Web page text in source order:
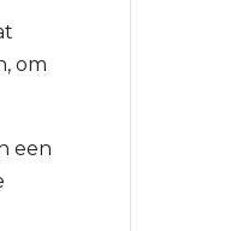
om
een